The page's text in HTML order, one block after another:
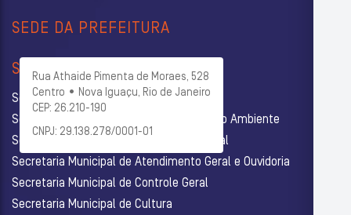
SEDE DA PREFEITURA
Rua Athaide Pimenta de Moraes, 528
Centro • Nova Iguaçu, Rio de Janeiro
CEP: 26.210-190
CNPJ: 29.138.278/0001-01
SECRETARIAS
Secretaria Municipal de Administração
Secretaria Municipal de Agricultura e Meio Ambiente
Secretaria Municipal de Assistência Social
Secretaria Municipal de Atendimento Geral e Ouvidoria
Secretaria Municipal de Controle Geral
Secretaria Municipal de Cultura